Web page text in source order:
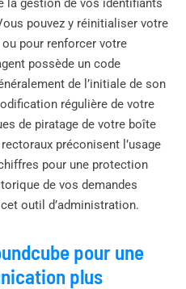
pouvez y réinitialiser votre
pour renforcer votre
possède un code
de l’initiale de son
régulière de votre
de piratage de votre boîte
préconisent l’usage
pour une protection
de vos demandes
outil d’administration.
pour une
plus